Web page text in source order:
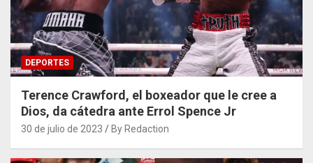
DEPORTES
Terence Crawford, el boxeador que le cree a
Dios, da cátedra ante Errol Spence Jr
30 de julio de 2023 By Redaction